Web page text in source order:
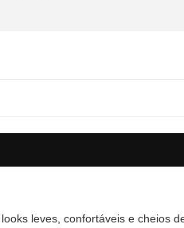
leves, confortáveis e cheios